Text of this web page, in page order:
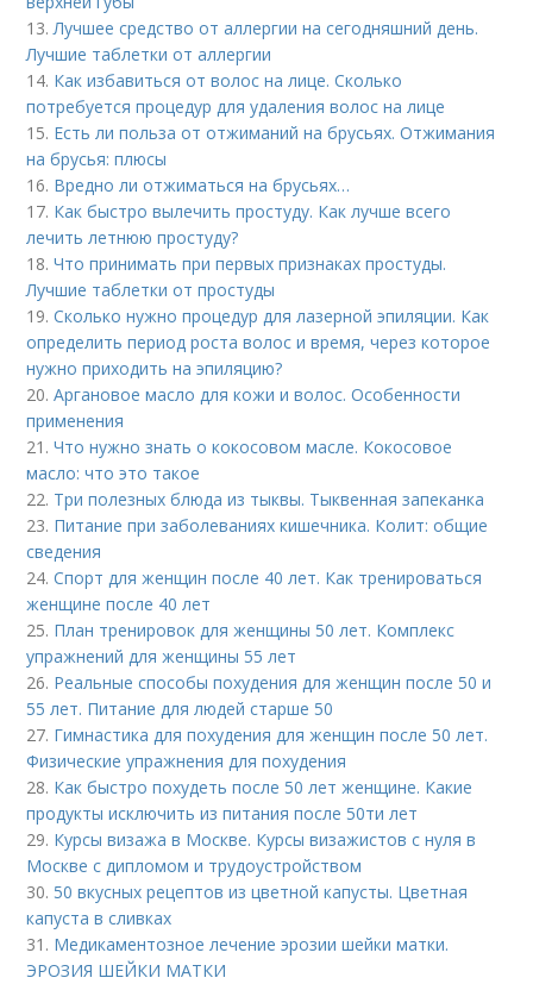
13.Лучшее средство от аллергии на сегодняшний день.
Лучшие таблетки от аллергии
14. Как избавиться от волос на лице. Сколько
потребуется процедур для удаления волос на лице
15. Есть ли польза от отжиманий на брусьях. Отжимания
на брусья: плюсы
16. Вредно ли отжиматься на брусьях…
17. Как быстро вылечить простуду. Как лучше всего
лечить летнюю простуду?
18.Что принимать при первых признаках простуды.
Лучшие таблетки от простуды
19.Сколько нужно процедур для лазерной эпиляции. Как
определить период роста волос и время, через которое
нужно приходить на эпиляцию?
20.Аргановое масло для кожи и волос. Особенности
применения
21.Что нужно знать о кокосовом масле. Кокосовое
масло: что это такое
22. Три полезных блюда из тыквы. Тыквенная запеканка
23. Питание при заболеваниях кишечника. Колит: общие
сведения
24.Спорт для женщин после 40 лет. Как тренироваться
женщине после 40 лет
25. План тренировок для женщины 50 лет. Комплекс
упражнений для женщины 55 лет
26. Реальные способы похудения для женщин после 50 и
55 лет. Питание для людей старше 50
27. Гимнастика для похудения для женщин после 50 лет.
Физические упражнения для похудения
28. Как быстро похудеть после 50 лет женщине. Какие
продукты исключить из питания после 50ти лет
29. Курсы визажа в Москве. Курсы визажистов с нуля в
Москве с дипломом и трудоустройством
30. 50 вкусных рецептов из цветной капусты. Цветная
капуста в сливках
31. Медикаментозное лечение эрозии шейки матки.
ЭРОЗИЯ ШЕЙКИ МАТКИ